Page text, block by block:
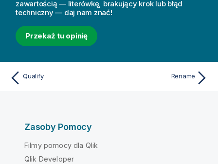
zawartością — literówkę, brakujący krok lub błąd
techniczny — daj nam znać!
Przekaż tu opinię
Qualify Rename
Zasoby Pomocy
Filmy pomocy dla Qlik
Qlik Developer